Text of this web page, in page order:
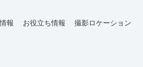
報 お役立ち情報 撮影ロケーション